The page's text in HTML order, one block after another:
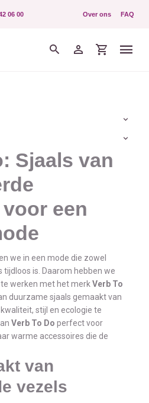
06 00 Over ons FAQ
Sjaals van
een
we in een mode die zowel
is. Daarom hebben we
werken met het merkVerb To
duurzame sjaals gemaakt van
stijl en ecologie te
Verb To Do perfect voor
warme accessoires die de
van
vezels